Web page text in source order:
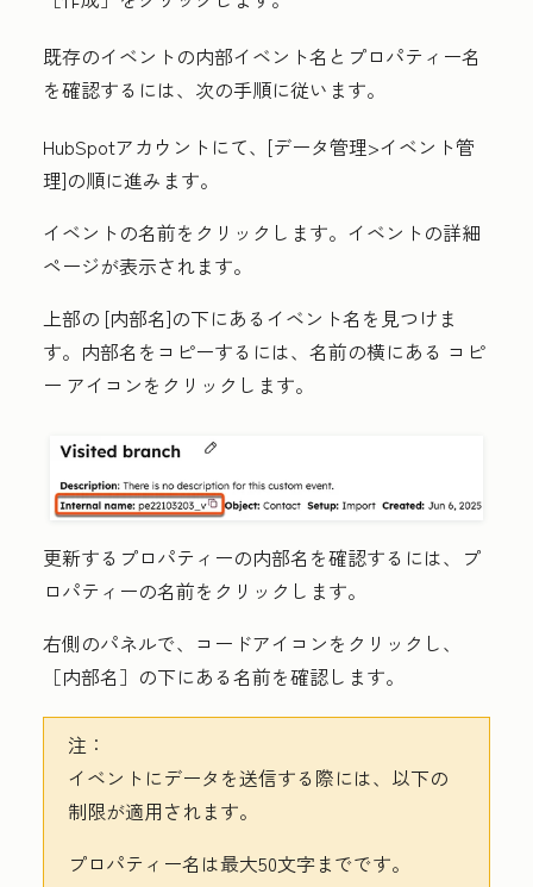
既存のイベントの内部イベント名とプロパティー名
を確認するには、次の手順に従います。
HubSpotアカウントにて、[データ管理>イベント管
理]の順に進みます。
イベントの名前をクリックします。イベントの詳細
ページが表示されます。
上部の [内部名]の下にあるイベント名を見つけま
す。内部名をコピーするには、名前の横にある コピ
ー アイコンをクリックします。
更新するプロパティーの内部名を確認するには、プ
ロパティーの名前をクリックします。
右側のパネルで、 コードアイコンをクリックし、
［内部名］ の下にある名前を確認します。
注：
イベントにデータを送信する際には、以下の
制限が適用されます。
プロパティー名は最大50文字までです。